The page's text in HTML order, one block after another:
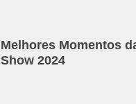
Melhores Momentos
Show 2024